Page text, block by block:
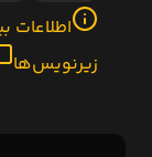
اطلاعات
زیرنویس‌ها